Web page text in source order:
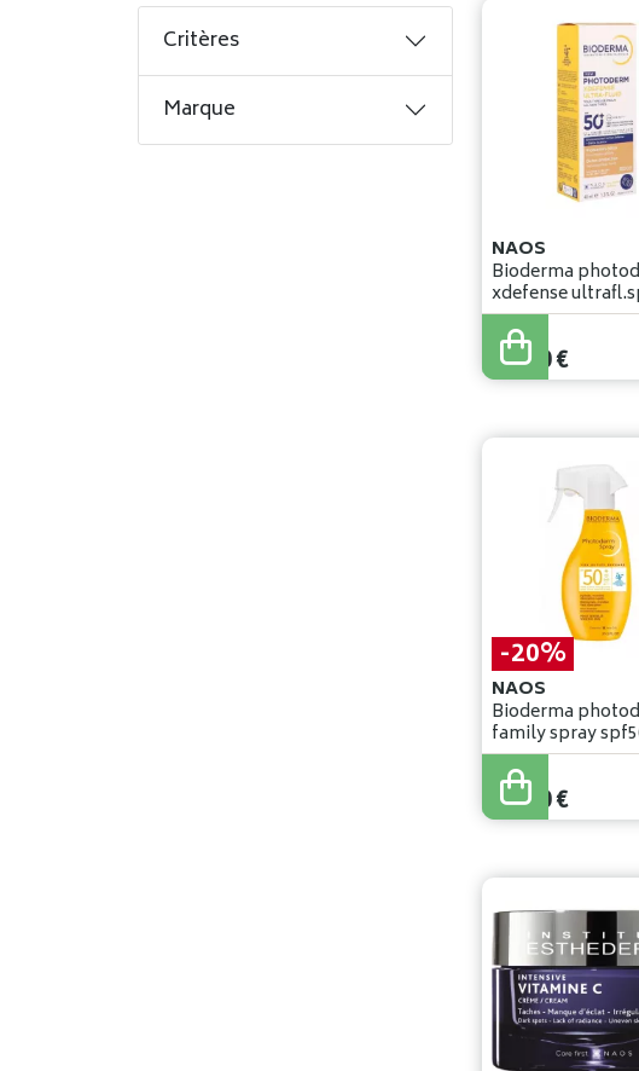
NAOS
Bioderma
xdefense
03 40ml
22,90€
-20%
NAOS
Bioderma
family spray
300ml
32,00
25,60€
Critères
Marque